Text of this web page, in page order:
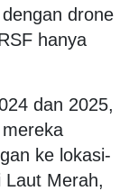
drone
hanya
dan 2025,
ke lokasi-
Laut Merah,